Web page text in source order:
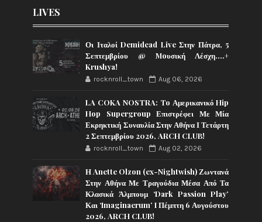
LIVES
Οι Ιταλοί Demidead Live Στην Πάτρα, 5
Σεπτεμβρίου @ Moυσική Λέσχη….+
Krushya!
rocknroll_town Aug 06, 2026
LA COKA NOSTRA: To Αμερικανικό Hip
Hop Supergroup Επιστρέφει Με Μία
Εκρηκτική Συναυλία Στην Αθήνα Ι Τετάρτη
2 Σεπτεμβρίου 2026, ARCH CLUB!
rocknroll_town Aug 02, 2026
Η Anette Olzon (ex-Nightwish) Ζωντανά
Στην Αθήνα Με Τραγούδια Μέσα Από Τα
Κλασικά Άλμπουμ ‘Dark Passion Play’
Και ‘Imaginaerum’ I Πέμπτη 6 Αυγούστου
2026, ARCH CLUB!